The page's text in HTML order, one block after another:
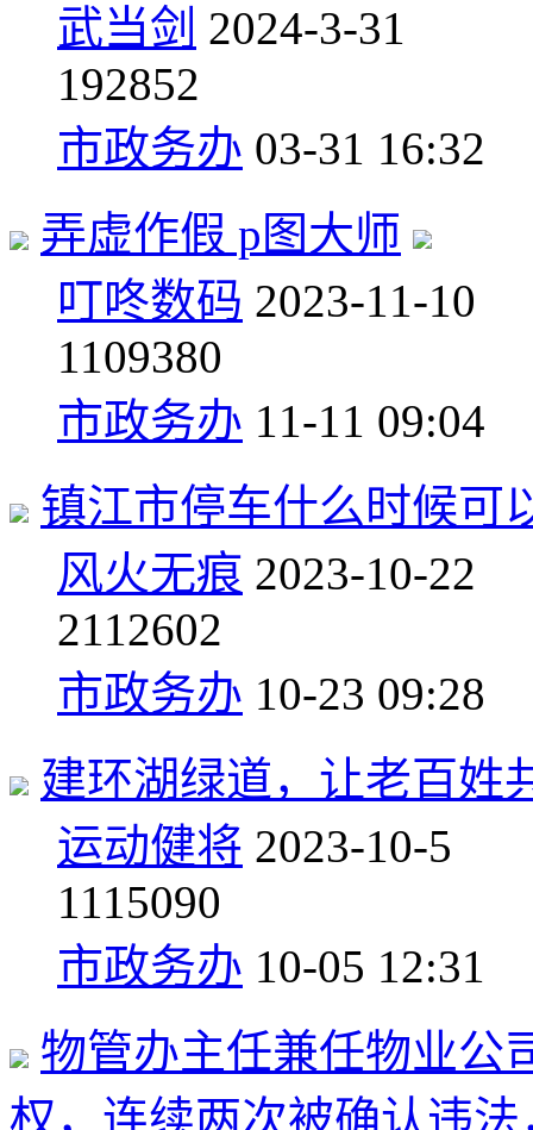
武当剑 2024-3-31
192852
市政务办 03-31 16:32
弄虚作假 p图大师
叮咚数码 2023-11-10
1109380
市政务办 11-11 09:04
镇江市停车什么时候可
风火无痕 2023-10-22
2112602
市政务办 10-23 09:28
建环湖绿道，让老百姓
运动健将 2023-10-5
1115090
市政务办 10-05 12:31
物管办主任兼任物业公
权，连续两次被确认违